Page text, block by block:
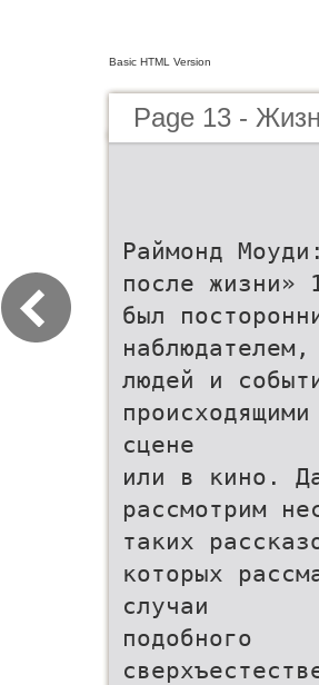
Basic HTML Version
Page 13 -
Раймонд
после жизни»
был
людей и
сцене
или в кино.
рассмотрим
таких
которых
случаи
подобного